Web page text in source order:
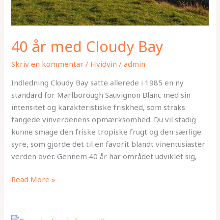
40 år med Cloudy Bay
Skriv en kommentar / Hvidvin /admin
Indledning Cloudy Bay satte allerede i 1985 en ny
standard for Marlborough Sauvignon Blanc med sin
intensitet og karakteristiske friskhed, som straks
fangede vinverdenens opmærksomhed. Du vil stadig
kunne smage den friske tropiske frugt og den særlige
syre, som gjorde det til en favorit blandt vinentusiaster
verden over. Gennem 40 år har området udviklet sig,
Read More »